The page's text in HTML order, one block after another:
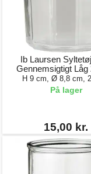
Ib Laursen
Gennemsigtigt Låg
H 9 cm, Ø 8,8 cm,
På lager
15,00 kr.